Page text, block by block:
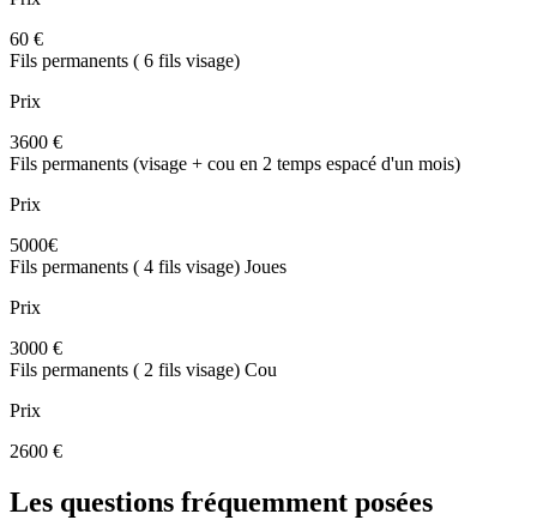
60 €
Fils permanents ( 6 fils visage)
Prix
3600 €
Fils permanents (visage + cou en 2 temps espacé d'un mois)
Prix
5000€
Fils permanents ( 4 fils visage) Joues
Prix
3000 €
Fils permanents ( 2 fils visage) Cou
Prix
2600 €
Les questions fréquemment posées